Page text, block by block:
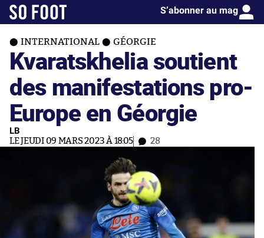
S’abonner au mag
INTERNATIONAL GÉORGIE
Kvaratskhelia soutient
des manifestations pro-
Europe en Géorgie
LB
LE JEUDI 09 MARS 2023 À 18:05 28